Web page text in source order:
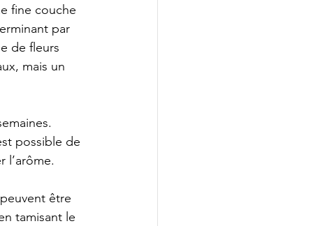
fine couche
par
de fleurs
mais un
possible de
l’arôme.
être
tamisant le